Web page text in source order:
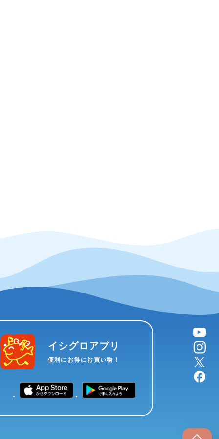
イシグロアプリ
便利にお得にお買い物！
YouTube
instagram
X
facebook